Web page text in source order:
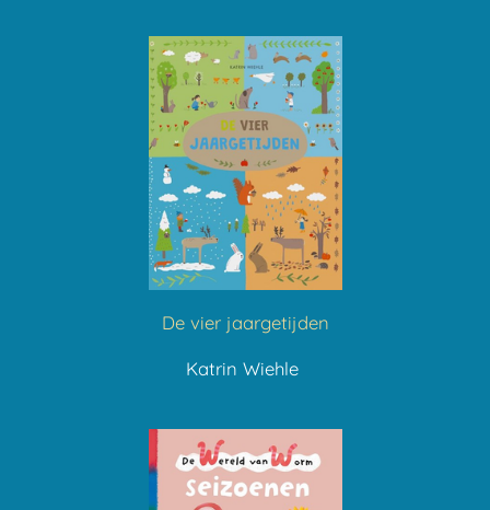
De vier jaargetijden
Katrin Wiehle